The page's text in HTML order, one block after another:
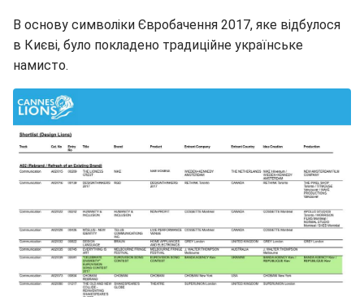
В основу символіки Євробачення 2017, яке відбулося
в Києві, було покладено традиційне українське
намисто.